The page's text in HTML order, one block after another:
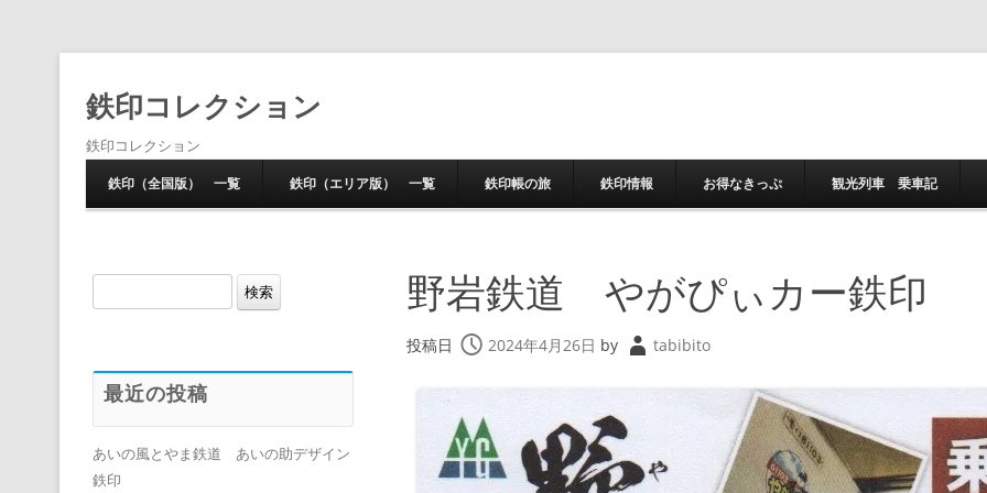
鉄印コレクション
鉄印コレクション
鉄印（全国版） 一覧 鉄印（エリア版） 一覧 鉄印帳の旅 鉄印情報 お得なきっぷ 観光列車 乗車記
野岩鉄道 やがぴぃカー鉄印
投稿日 2024年4月26日 by tabibito
索:
最近の投稿
あいの風とやま鉄道 あいの助デザイン
鉄印